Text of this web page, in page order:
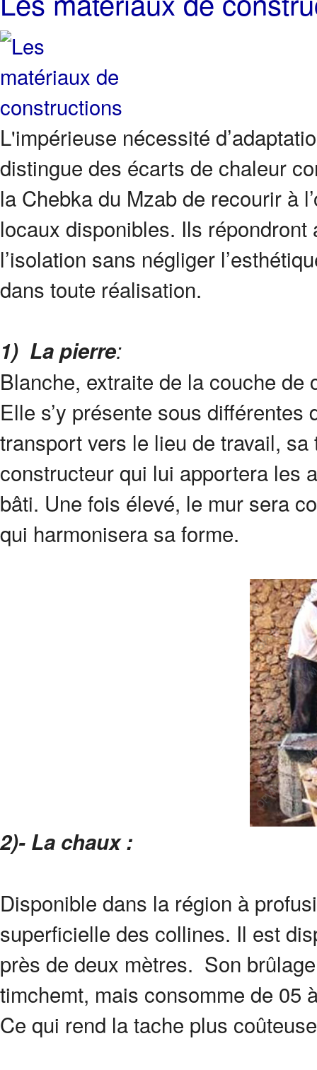
L'impérieuse nécessité
distingue des écarts de chaleur
la Chebka du Mzab de recourir à
locaux disponibles. Ils
l’isolation sans négliger
dans toute réalisation.
1) La pierre:
Blanche, extraite de la couche
Elle s’y présente sous
transport vers le lieu de travail,
constructeur qui lui apportera les
bâti. Une fois élevé, le mur sera
qui harmonisera sa forme.
2)- La chaux :
Disponible dans la région à
superficielle des collines. Il est
près de deux mètres. Son
timchemt, mais consomme de 05
Ce qui rend la tache plus